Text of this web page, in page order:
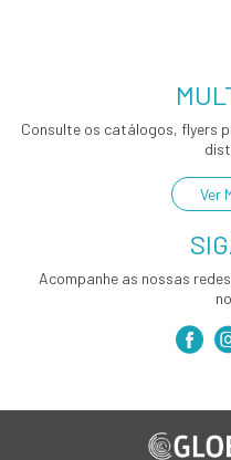
Consulte os catálogos, flyers
Ver
Acompanhe as nossas